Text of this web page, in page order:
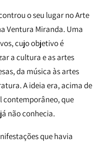
o seu lugar no Arte
Ventura Miranda. Uma
cujo objetivo é
a cultura e as artes
da música às artes
A ideia era, acima de
que
não conhecia.
que havia